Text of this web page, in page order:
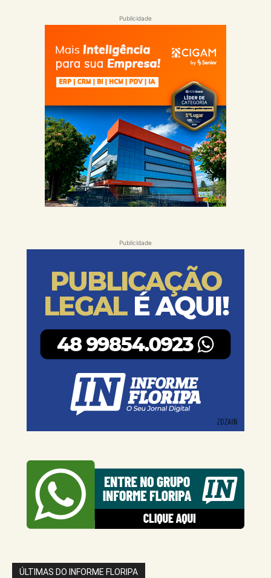
Publicidade
Publicidade
ÚLTIMAS DO INFORME FLORIPA